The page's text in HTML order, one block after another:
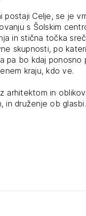
projektiranje
Strokovna
Za
Celje, se je
s Šolskim
in stična točka
skupnosti, po
pa bo kdaj ponosno
kraju, kdo ve.
arhitektom in
in druženje ob glasbi.